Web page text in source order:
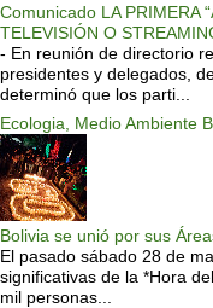
Comunicado LA PRIMERA
TELEVISIÓN O
- En reunión de directorio
presidentes y delegados,
determinó que los parti...
Ecologia, Medio Ambiente
Bolivia se unió por sus
El pasado sábado 28 de
significativas de la *Hora
mil personas...